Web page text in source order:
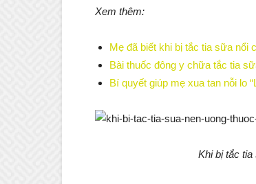
Xem thêm:
Mẹ đã biết khi bị tắc tia sữa nổi
Bài thuốc đông y chữa tắc tia
Bí quyết giúp mẹ xua tan nỗi lo
Khi bị tắc